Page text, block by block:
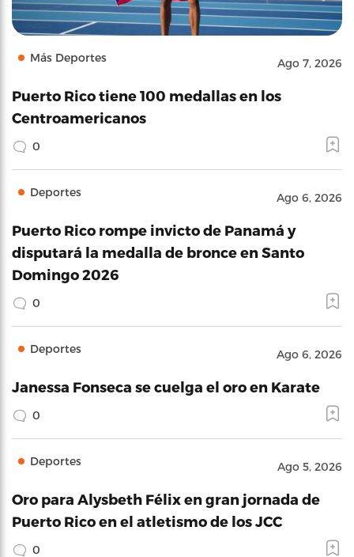
Más Deportes Ago 7, 2026
Puerto Rico tiene 100 medallas en los
Centroamericanos
0
Deportes Ago 6, 2026
Puerto Rico rompe invicto de Panamá y
disputará la medalla de bronce en Santo
Domingo 2026
0
Deportes Ago 6, 2026
Janessa Fonseca se cuelga el oro en Karate
0
Deportes Ago 5, 2026
Oro para Alysbeth Félix en gran jornada de
Puerto Rico en el atletismo de los JCC
0